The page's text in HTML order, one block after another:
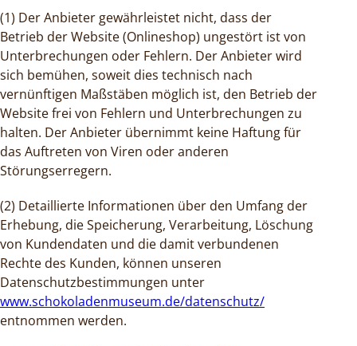
(1) Der Anbieter gewährleistet nicht, dass der
Betrieb der Website (Onlineshop) ungestört ist von
Unterbrechungen oder Fehlern. Der Anbieter wird
sich bemühen, soweit dies technisch nach
vernünftigen Maßstäben möglich ist, den Betrieb der
Website frei von Fehlern und Unterbrechungen zu
halten. Der Anbieter übernimmt keine Haftung für
das Auftreten von Viren oder anderen
Störungserregern.
(2) Detaillierte Informationen über den Umfang der
Erhebung, die Speicherung, Verarbeitung, Löschung
von Kundendaten und die damit verbundenen
Rechte des Kunden, können unseren
Datenschutzbestimmungen unter
www.schokoladenmuseum.de/datenschutz/
entnommen werden.